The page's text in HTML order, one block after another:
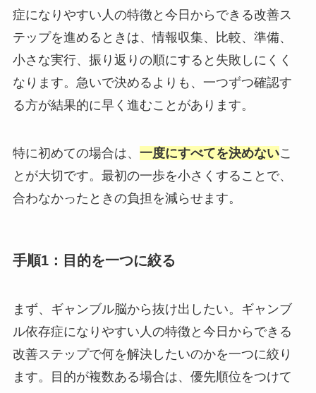
症になりやすい人の特徴と今日からできる改善ス
テップを進めるときは、情報収集、比較、準備、
小さな実行、振り返りの順にすると失敗しにくく
なります。急いで決めるよりも、一つずつ確認す
る方が結果的に早く進むことがあります。
特に初めての場合は、 一度にすべてを決めないこ
とが大切です。最初の一歩を小さくすることで、
合わなかったときの負担を減らせます。
手順1：目的を一つに絞る
まず、ギャンブル脳から抜け出したい。ギャンブ
ル依存症になりやすい人の特徴と今日からできる
改善ステップで何を解決したいのかを一つに絞り
ます。目的が複数ある場合は、優先順位をつけて